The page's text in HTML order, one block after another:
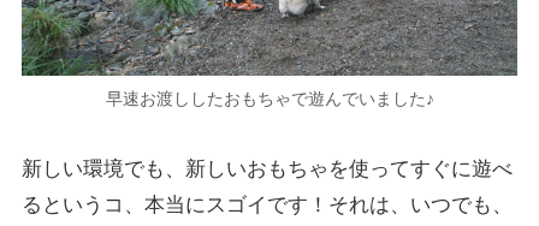
早速お渡ししたおもちゃで遊んでいました♪
新しい環境でも、新しいおもちゃを使ってすぐに遊べ
るというコ、本当にスゴイです！それは、いつでも、